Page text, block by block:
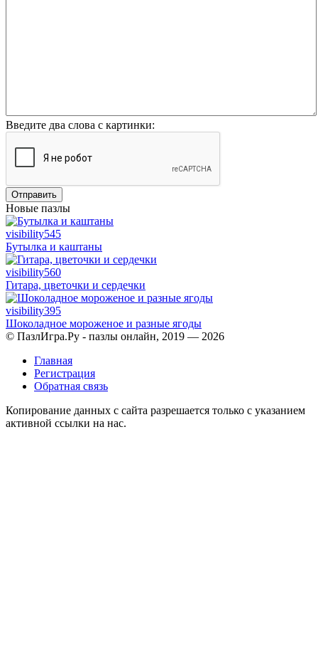
Введите два слова с картинки:
Отправить
Новые пазлы
visibility545
Бутылка и каштаны
visibility560
Гитара, цветочки и сердечки
visibility395
Шоколадное мороженое и разные ягоды
© ПазлИгра.Ру - пазлы онлайн, 2019 — 2026
Главная
Регистрация
Обратная связь
Копирование данных с сайта разрешается только с указанием
активной ссылки на нас.